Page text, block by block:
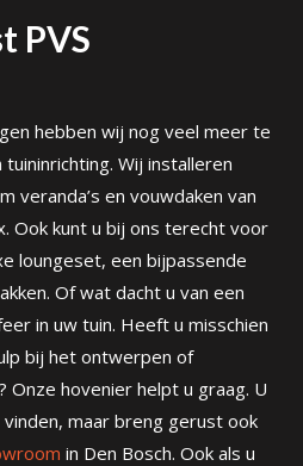
PVS
hebben wij nog veel meer te
Wij installeren
veranda’s en vouwdaken van
Ook kunt u bij ons terecht voor
loungeset, een bijpassende
Of wat dacht u van een
in uw tuin. Heeft u misschien
bij het ontwerpen of
Onze hovenier helpt u graag. U
maar breng gerust ook
in Den Bosch. Ook als u